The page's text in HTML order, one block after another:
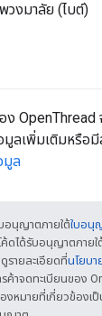
วงมาลัย (ไบต์)
OpenThread
มูลเพิ่มเติมหรือมี
มูล
อนุญาตภายใต้ใบอนุ
ค้ดได้รับอนุญาตภายใ
รายละเอียดที่นโยบา
ค้าจดทะเบียนของ
องหมายที่เกี่ยวข้องเ